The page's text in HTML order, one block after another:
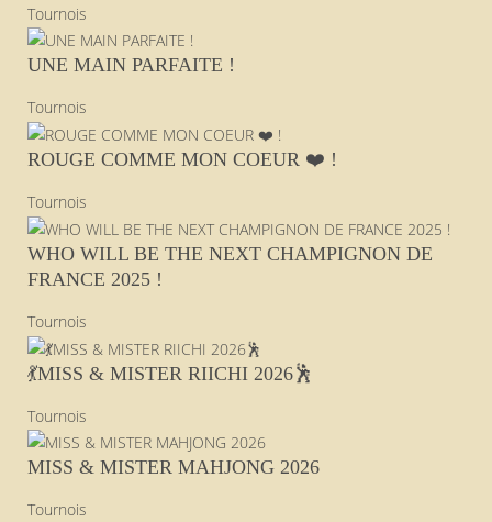
Tournois
UNE MAIN PARFAITE !
Tournois
ROUGE COMME MON COEUR ❤️ !
Tournois
WHO WILL BE THE NEXT CHAMPIGNON DE
FRANCE 2025 !
Tournois
💃MISS & MISTER RIICHI 2026🕺
Tournois
MISS & MISTER MAHJONG 2026
Tournois